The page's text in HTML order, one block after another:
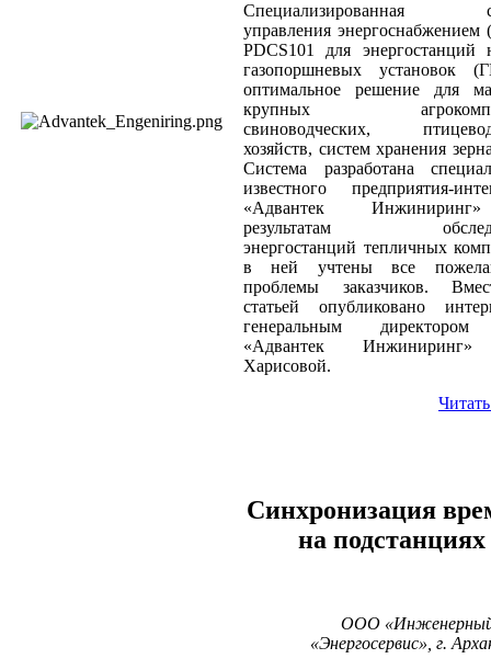
Специализированная
управления
PDCS101 для энергостанций
газопоршневых установок
оптимальное решение для
крупных
свиноводческих,
хозяйств, систем хранения
Система разработана
известного предприятия-
«Адвантек
результатам
энергостанций тепличных
в ней учтены все
проблемы заказчиков.
статьей опубликовано
генеральным
«Адвантек
Харисовой.
Синхронизация
на подстанциях
ООО
«Энергосервис», г.